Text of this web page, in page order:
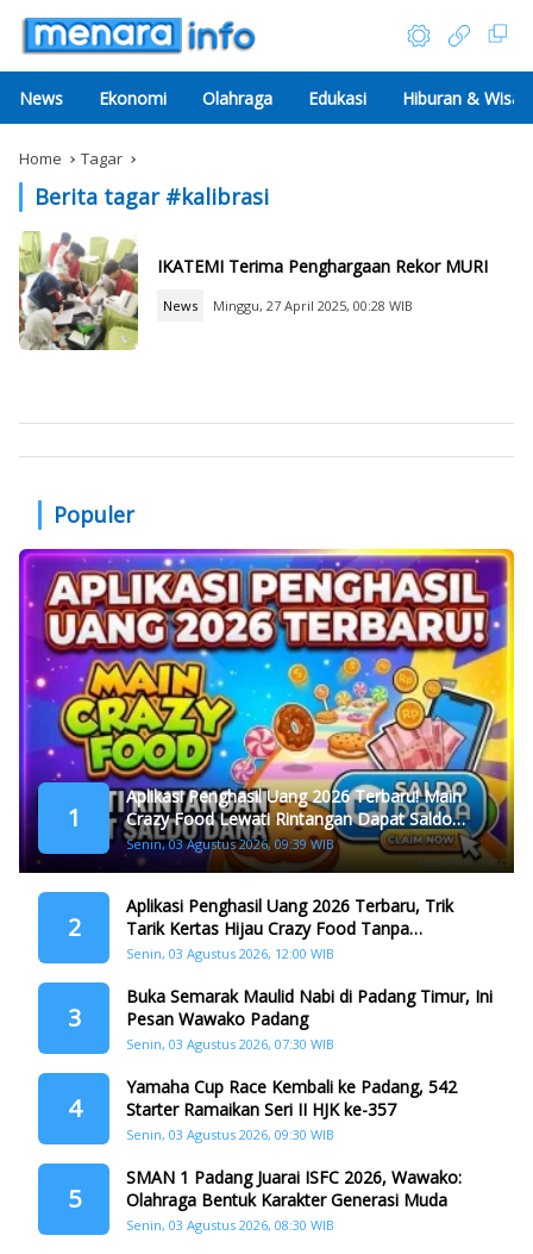
News Ekonomi Olahraga Edukasi Hiburan &
Home Tagar
Berita tagar #kalibrasi
IKATEMI Terima Penghargaan Rekor MURI
News Minggu, 27 April 2025, 00:28 WIB
Populer
1
Aplikasi Penghasil Uang 2026 Terbaru! Main
Crazy Food Lewati Rintangan Dapat Saldo
Dana
Senin, 03 Agustus 2026, 09:39 WIB
2
Aplikasi Penghasil Uang 2026 Terbaru, Trik
Tarik Kertas Hijau Crazy Food Tanpa
Penggandaan
Senin, 03 Agustus 2026, 12:00 WIB
3
Buka Semarak Maulid Nabi di Padang Timur, Ini
Pesan Wawako Padang
Senin, 03 Agustus 2026, 07:30 WIB
4
Yamaha Cup Race Kembali ke Padang, 542
Starter Ramaikan Seri II HJK ke-357
Senin, 03 Agustus 2026, 09:30 WIB
5
SMAN 1 Padang Juarai ISFC 2026, Wawako:
Olahraga Bentuk Karakter Generasi Muda
Senin, 03 Agustus 2026, 08:30 WIB